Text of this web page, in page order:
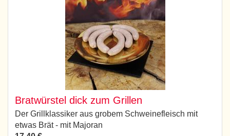
Bratwürstel dick zum Grillen
Der Grillklassiker aus grobem Schweinefleisch mit
etwas Brät - mit Majoran